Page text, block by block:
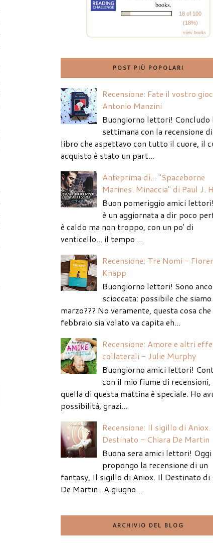
books.
18 of 100
(18%)
view books
POST PIÙ POPOLARI
Recensione: Fate il vostro
Antonio Manzini
Buongiorno lettori! Concludo
settimana con la recensione
libro che aspettavo con tutto il cuore, il
acquisto è stato un part...
Anteprima di... "Spaceborne
Marines. Minaccia" di Paul J.
Buon pomeriggio amici
è un aggiornata a dir poco
è caldo ma non troppo, con un po' di
venticello... il tempo ...
Recensione: Tre Nomi -
Knapp
Buongiorno lettori! Sono
scioccata: possibile che siamo
marzo??? No veramente, questa cosa che
febbraio sia volato va capita eh...
Recensione: Amore e altri
collaterali - Julie Murphy
Buongiorno amici lettori!
con il mio fiume di recensioni,
quella di questa mattina è speciale. Ho
possibilità, grazi...
Recensione: Il sigillo di
Destinato - Chiara De Martin
Buona sera amici lettori!
propongo la recensione di un
fantasy, Il sigillo di Aniox. Il Destinato di
De Martin . A giugno...
ARCHIVIO DEL BLOG